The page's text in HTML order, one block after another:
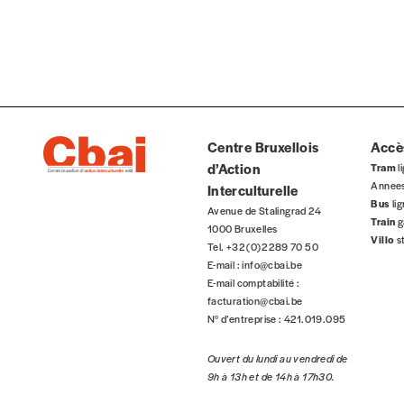
Rue
Centre Bruxellois
d’Action
Interculturelle
Avenue de Stalingrad 24
1000 Bruxelles
Tel. +32 (0)2 289 70 50
E-mail :info@cbai.be
E-mail comptabilité :
facturation@cbai.be
N° d’entreprise : 421.019.095
Ouvert du lundi au vendredi de
9h à 13h et de 14h à 17h30.
Tram
Bus
Train
Villo